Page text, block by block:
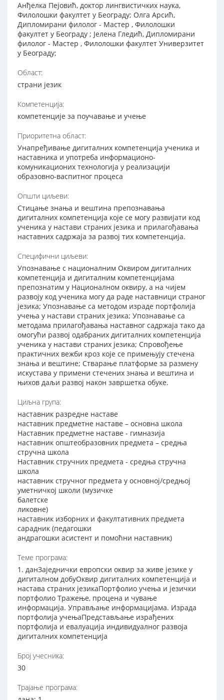
Анђелка Пејовић, доктор лингвистичких наука,
Филолошки факултет у Београду; Олга Арсић,
Дипломирани филолог - Мастер , Филолошки
факултет у Београду ; Јелена Гледић, Дипломирани
филолог - Мастер , Филолошки факултет Универзитет
у Београду;
Област:
страни језик
Компетенција:
компетенције за поучавање и учење
Приоритетна област:
Унапређивање дигиталних компетенција ученика и
наставника и употреба информационо-
комуникационих технологија у реализацији
образовно-васпитног процеса
Општи циљеви:
Стицање знања и вештина препознавања
дигиталних компетенција које се могу развијати код
ученика у настави страних језика и прилагођавања
наставних садржаја за развој тих компетенција.
Специфични циљеви:
Упознавање с националним Оквиром дигиталних
компетенција и дигиталним компетенцијама
препознатим у Националном оквиру, а на чијем
развоју код ученика могу да раде наставници страног
језика; Упознавање са методом израде портфолија
учења у настави страних језика; Упознавање са
методама прилагођавања наставног садржаја тако да
омогући развој одабраних дигиталних компетенција
ученика у настави страних језика; Спровођење
практичних вежби кроз које се примењују стечена
знања и вештине; Стварање платформе за размену
искустава у примени стечених знања и вештина и
њихов даљи развој након завршетка обуке.
Циљна група:
наставник разредне наставе
наставник предметне наставе – основна школа
Наставник предметне наставе - гимназија
наставник општеобразовних предмета – средња
стручна школа
Наставник стручних предмета - средња стручна
школа
наставник стручног предмета у основној/средњој
уметничкој школи (музичке
балетске
ликовне)
наставник изборних и факултативних предмета
сарадник (педагошки
андрагошки асистент и помоћни наставник)
Теме програма:
1. данЗаједнички европски оквир за живе језике у
дигиталном добуОквир дигиталних компетенција и
настава страних језикаПортфолио учења и језички
портфолио Тражење, процена и чување
информација. Управљање информацијама. Израда
портфолија учењаПредстављање израђених
портфолија и евалуација индивидуалног развоја
дигиталних компетенција
Број учесника:
30
Трајање програма: